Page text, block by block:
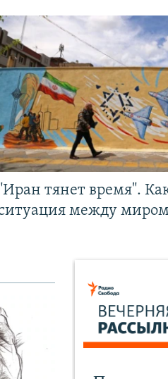
тянет время".
между